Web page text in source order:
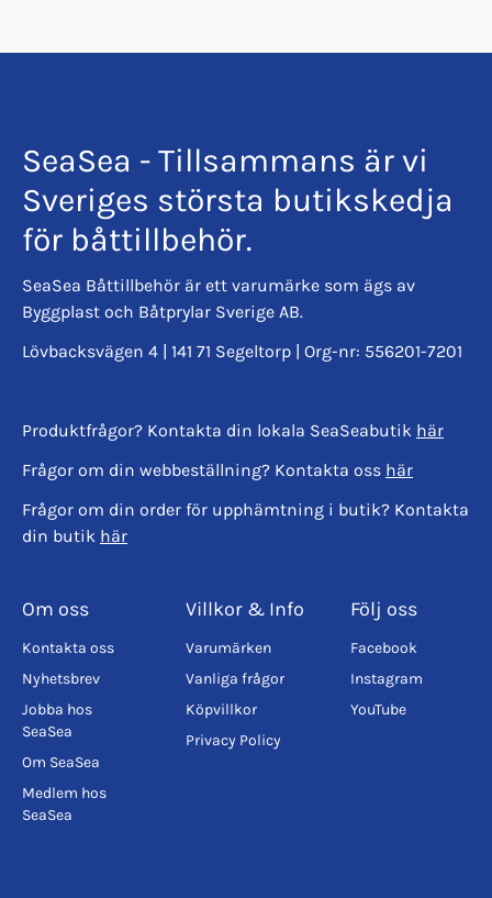
SeaSea - Tillsammans är vi
Sveriges största butikskedja
för båttillbehör.
SeaSea Båttillbehör är ett varumärke som ägs av
Byggplast och Båtprylar Sverige AB.
Lövbacksvägen 4 | 141 71 Segeltorp | Org-nr: 556201-7201
Produktfrågor? Kontakta din lokala SeaSeabutik här
Frågor om din webbeställning? Kontakta oss här
Frågor om din order för upphämtning i butik? Kontakta
din butik här
Om oss
Kontakta oss
Nyhetsbrev
Jobba hos
SeaSea
Om SeaSea
Medlem hos
SeaSea
Villkor & Info
Varumärken
Vanliga frågor
Köpvillkor
Privacy Policy
Följ oss
Facebook
Instagram
YouTube